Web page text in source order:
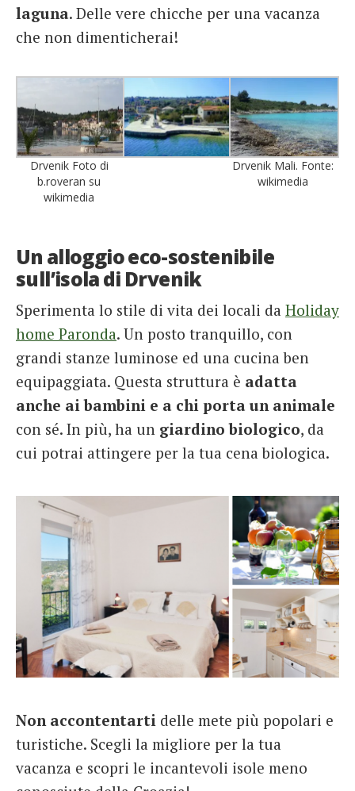
laguna. Delle vere chicche per una vacanza
che non dimenticherai!
Drvenik Foto di
b.roveran su
wikimedia
Drvenik Mali. Fonte:
wikimedia
Un alloggio eco-sostenibile
sull’isola di Drvenik
Sperimenta lo stile di vita dei locali da Holiday
home Paronda. Un posto tranquillo, con
grandi stanze luminose ed una cucina ben
equipaggiata. Questa struttura è adatta
anche ai bambini e a chi porta un animale
con sé. In più, ha un giardino biologico, da
cui potrai attingere per la tua cena biologica.
Non accontentarti delle mete più popolari e
turistiche. Scegli la migliore per la tua
vacanza e scopri le incantevoli isole meno